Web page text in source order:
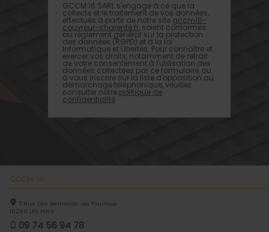
GCCM 16 SARL s'engage à ce que la
collecte et le traitement de vos données,
effectués à partir de notre site gccm16-
couvreur-charente.fr, soient conformes
au règlement général sur la protection
des données (RGPD) et à la loi
Informatique et Libertés. Pour connaître et
exercer vos droits, notamment de retrait
de votre consentement à l'utilisation des
données collectées par ce formulaire, ou
à vous inscrire sur la liste d'opposition au
démarchage téléphonique, veuillez
consulter notre politique de
confidentialité
GCCM 16
7 Rue Des Bertrands Les Fouilloux
16260 LES PINS
09 74 56 94 78